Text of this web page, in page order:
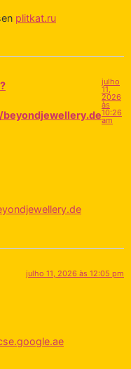
plitkat.ru
julho
11,
2026
às
10:26
am
julho 11, 2026 às 12:05 pm